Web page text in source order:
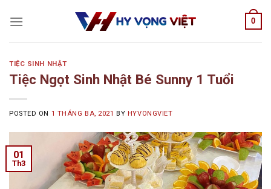
0
TIỆC SINH NHẬT
Tiệc Ngọt Sinh Nhật Bé Sunny 1 Tuổi
POSTED ON 1 THÁNG BA, 2021 BY HYVONGVIET
01
Th3